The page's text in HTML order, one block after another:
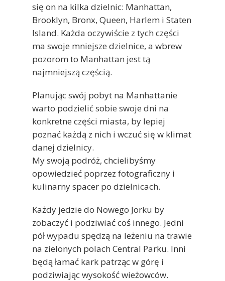
się on na kilka dzielnic: Manhattan,
Brooklyn, Bronx, Queen, Harlem i Staten
Island. Każda oczywiście z tych części
ma swoje mniejsze dzielnice, a wbrew
pozorom to Manhattan jest tą
najmniejszą częścią.
Planując swój pobyt na Manhattanie
warto podzielić sobie swoje dni na
konkretne części miasta, by lepiej
poznać każdą z nich i wczuć się w klimat
danej dzielnicy.
My swoją podróż, chcielibyśmy
opowiedzieć poprzez fotograficzny i
kulinarny spacer po dzielnicach.
Każdy jedzie do Nowego Jorku by
zobaczyć i podziwiać coś innego. Jedni
pół wypadu spędzą na leżeniu na trawie
na zielonych polach Central Parku. Inni
będą łamać kark patrząc w górę i
podziwiając wysokość wieżowców.